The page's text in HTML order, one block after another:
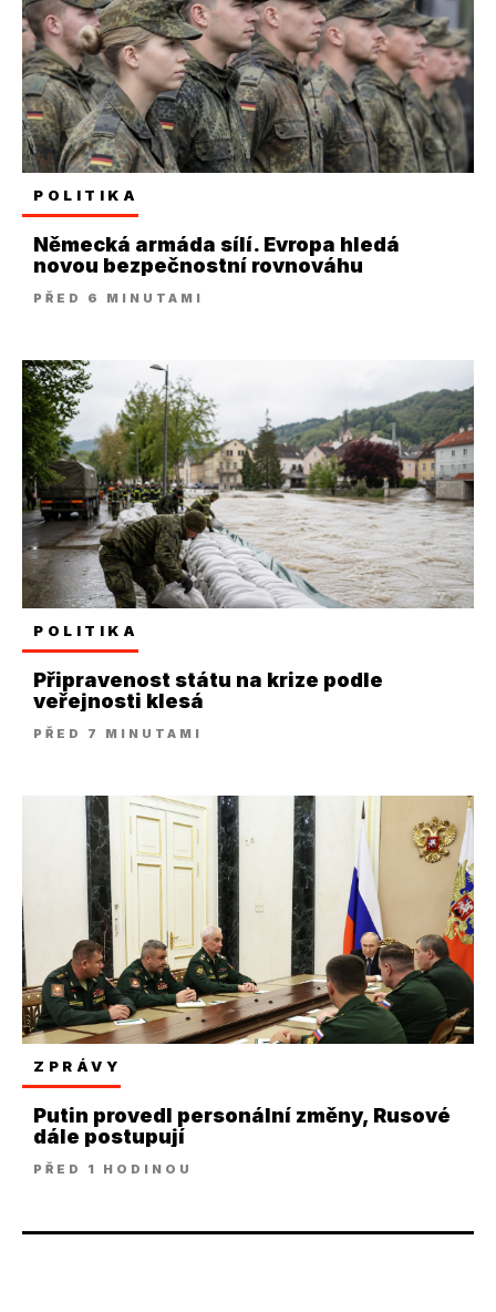
POLITIKA
Německá armáda sílí. Evropa hledá
novou bezpečnostní rovnováhu
PŘED 6 MINUTAMI
POLITIKA
Připravenost státu na krize podle
veřejnosti klesá
PŘED 7 MINUTAMI
ZPRÁVY
Putin provedl personální změny, Rusové
dále postupují
PŘED 1 HODINOU